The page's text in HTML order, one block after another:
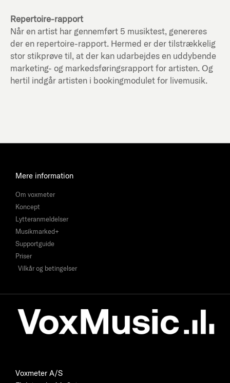
Repertoire-rapport
Når en artist har gennemført 5 musiktest, genereres
der en repertoire-rapport. Hermed er der tilstrækkelig
stor stikprøve til, at der kan udarbejdes en uddybende
marketing- og markedsføringsrapport for artisten. Og
hertil indgår artisten i bookingmodulet for livemusik.
Mere information
Om voxmeter
Koncept
Lytteranmeldelser
Musikmarked+
Supportguide
Priser
Vilkår og betingelser
Voxmeter A/S